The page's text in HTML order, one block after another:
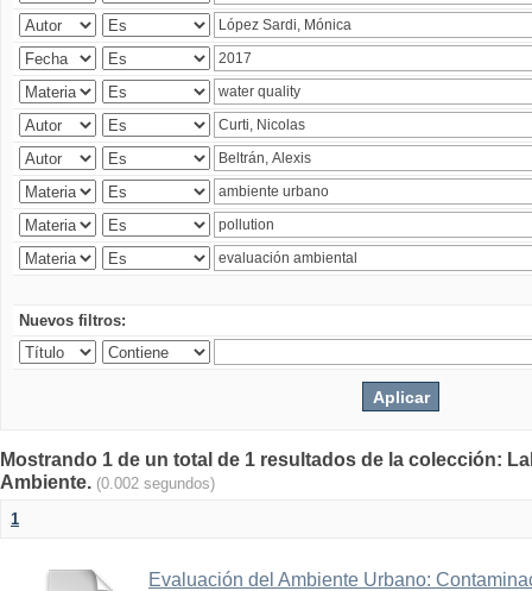
Nuevos filtros:
Mostrando 1 de un total de 1 resultados de la colección:
Ambiente. (0.002 segundos)
1
Evaluación del Ambiente Urbano: